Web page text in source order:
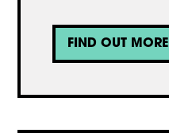
FIND OUT MORE